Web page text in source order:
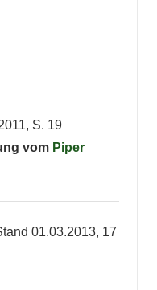
S. 19
vom Piper
01.03.2013, 17